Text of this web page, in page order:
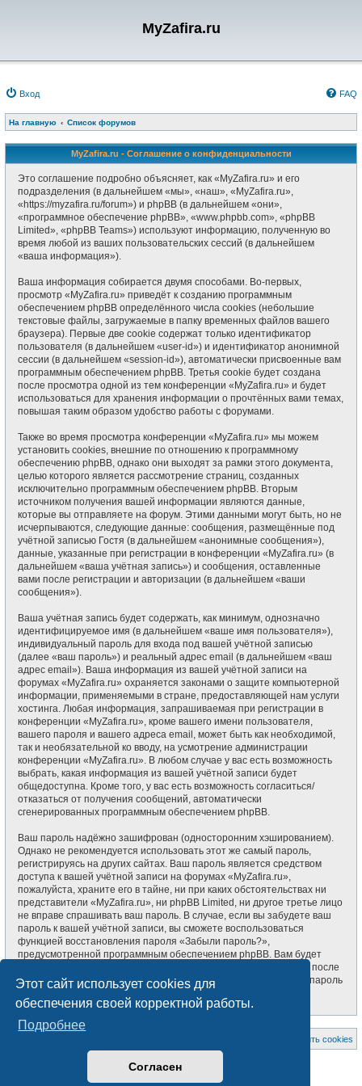
Этот сайт использует cookies для
обеспечения своей корректной работы.
Подробнее
Согласен
MyZafira.ru
Вход FAQ
На главную Список форумов
MyZafira.ru - Соглашение о конфиденциальности
Это соглашение подробно объясняет, как «MyZafira.ru» и его
подразделения (в дальнейшем «мы», «наш», «MyZafira.ru»,
«https://myzafira.ru/forum») и phpBB (в дальнейшем «они»,
«программное обеспечение phpBB», «www.phpbb.com», «phpBB
Limited», «phpBB Teams») используют информацию, полученную во
время любой из ваших пользовательских сессий (в дальнейшем
«ваша информация»).
Ваша информация собирается двумя способами. Во-первых,
просмотр «MyZafira.ru» приведёт к созданию программным
обеспечением phpBB определённого числа cookies (небольшие
текстовые файлы, загружаемые в папку временных файлов вашего
браузера). Первые две cookie содержат только идентификатор
пользователя (в дальнейшем «user-id») и идентификатор анонимной
сессии (в дальнейшем «session-id»), автоматически присвоенные вам
программным обеспечением phpBB. Третья cookie будет создана
после просмотра одной из тем конференции «MyZafira.ru» и будет
использоваться для хранения информации о прочтённых вами темах,
повышая таким образом удобство работы с форумами.
Также во время просмотра конференции «MyZafira.ru» мы можем
установить cookies, внешние по отношению к программному
обеспечению phpBB, однако они выходят за рамки этого документа,
целью которого является рассмотрение страниц, созданных
исключительно программным обеспечением phpBB. Вторым
источником получения вашей информации являются данные,
которые вы отправляете на форум. Этими данными могут быть, но не
исчерпываются, следующие данные: сообщения, размещённые под
учётной записью Гостя (в дальнейшем «анонимные сообщения»),
данные, указанные при регистрации в конференции «MyZafira.ru» (в
дальнейшем «ваша учётная запись») и сообщения, оставленные
вами после регистрации и авторизации (в дальнейшем «ваши
сообщения»).
Ваша учётная запись будет содержать, как минимум, однозначно
идентифицируемое имя (в дальнейшем «ваше имя пользователя»),
индивидуальный пароль для входа под вашей учётной записью
(далее «ваш пароль») и реальный адрес email (в дальнейшем «ваш
адрес email»). Ваша информация из вашей учётной записи на
форумах «MyZafira.ru» охраняется законами о защите компьютерной
информации, применяемыми в стране, предоставляющей нам услуги
хостинга. Любая информация, запрашиваемая при регистрации в
конференции «MyZafira.ru», кроме вашего имени пользователя,
вашего пароля и вашего адреса email, может быть как необходимой,
так и необязательной ко вводу, на усмотрение администрации
конференции «MyZafira.ru». В любом случае у вас есть возможность
выбрать, какая информация из вашей учётной записи будет
общедоступна. Кроме того, у вас есть возможность согласиться/
отказаться от получения сообщений, автоматически
сгенерированных программным обеспечением phpBB.
Ваш пароль надёжно зашифрован (односторонним хэшированием).
Однако не рекомендуется использовать этот же самый пароль,
регистрируясь на других сайтах. Ваш пароль является средством
доступа к вашей учётной записи на форумах «MyZafira.ru»,
пожалуйста, храните его в тайне, ни при каких обстоятельствах ни
представители «MyZafira.ru», ни phpBB Limited, ни другое третье лицо
не вправе спрашивать ваш пароль. В случае, если вы забудете ваш
пароль к вашей учётной записи, вы сможете воспользоваться
функцией восстановления пароля «Забыли пароль?»,
предусмотренной программным обеспечением phpBB. Вам будет
необходимо ввести ваше имя пользователя и ваш адрес email, после
чего программное обеспечение phpBB сгенерирует вам новый пароль
для вашей учётной записи.
Удалить cookies
Создано на основе